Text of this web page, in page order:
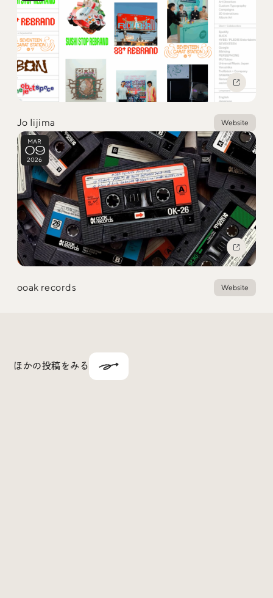
Social
@iDID_team 平日ほぼ毎日投稿中！
@iDID.team
Project byFOURDIGIT,SHIFTBRAINandWab Design
Collaboration withOUGON
Privacy Policy
Jo Iijima Website
MAR
09
2026
ooak records Website
ほかの投稿をみる